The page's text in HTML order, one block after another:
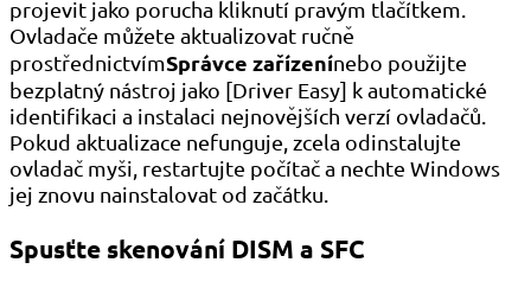
projevit jako porucha kliknutí pravým tlačítkem.
Ovladače můžete aktualizovat ručně
prostřednictvímSprávce zařízenínebo použijte
bezplatný nástroj jako [Driver Easy] k automatické
identifikaci a instalaci nejnovějších verzí ovladačů.
Pokud aktualizace nefunguje, zcela odinstalujte
ovladač myši, restartujte počítač a nechte Windows
jej znovu nainstalovat od začátku.
Spusťte skenování DISM a SFC